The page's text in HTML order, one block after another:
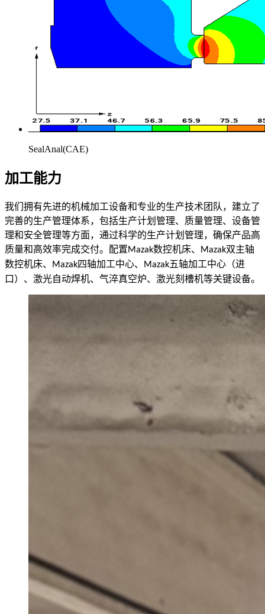
SealAnal(CAE)
加工能力
我们拥有先进的机械加工设备和专业的生产技术团队，建立了
完善的生产管理体系，包括生产计划管理、质量管理、设备管
理和安全管理等方面，通过科学的生产计划管理，确保产品高
质量和高效率完成交付。配置Mazak数控机床、 Mazak双主轴
数控机床、 Mazak四轴加工中心、 Mazak五轴加工中心（进
口）、激光自动焊机、气淬真空炉、激光刻槽机等关键设备。